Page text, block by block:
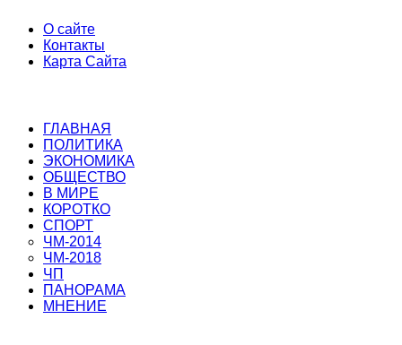
О сайте
Контакты
Карта Сайта
ГЛАВНАЯ
ПОЛИТИКА
ЭКОНОМИКА
ОБЩЕСТВО
В МИРЕ
КОРОТКО
СПОРТ
ЧМ-2014
ЧМ-2018
ЧП
ПАНОРАМА
МНЕНИЕ